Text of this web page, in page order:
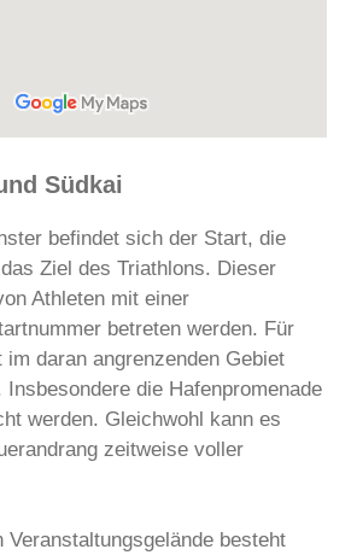
Südkai
befindet sich der Start, die
Ziel des Triathlons. Dieser
Athleten mit einer
betreten werden. Für
daran angrenzenden Gebiet
die Hafenpromenade
werden. Gleichwohl kann es
zeitweise voller
Veranstaltungsgelände besteht